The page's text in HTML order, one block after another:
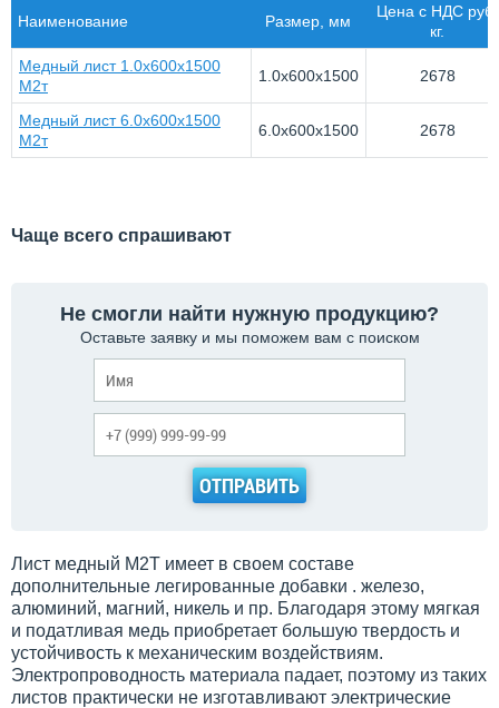
Наименование Размер, мм
Цена с НДС руб/
кг.
Медный лист 1.0х600х1500
М2т
1.0х600х1500 2678
Медный лист 6.0х600х1500
М2т
6.0х600х1500 2678
Чаще всего спрашивают
Не смогли найти нужную продукцию?
Оставьте заявку и мы поможем вам с поиском
ОТПРАВИТЬ
Лист медный М2Т имеет в своем составе
дополнительные легированные добавки . железо,
алюминий, магний, никель и пр. Благодаря этому мягкая
и податливая медь приобретает большую твердость и
устойчивость к механическим воздействиям.
Электропроводность материала падает, поэтому из таких
листов практически не изготавливают электрические